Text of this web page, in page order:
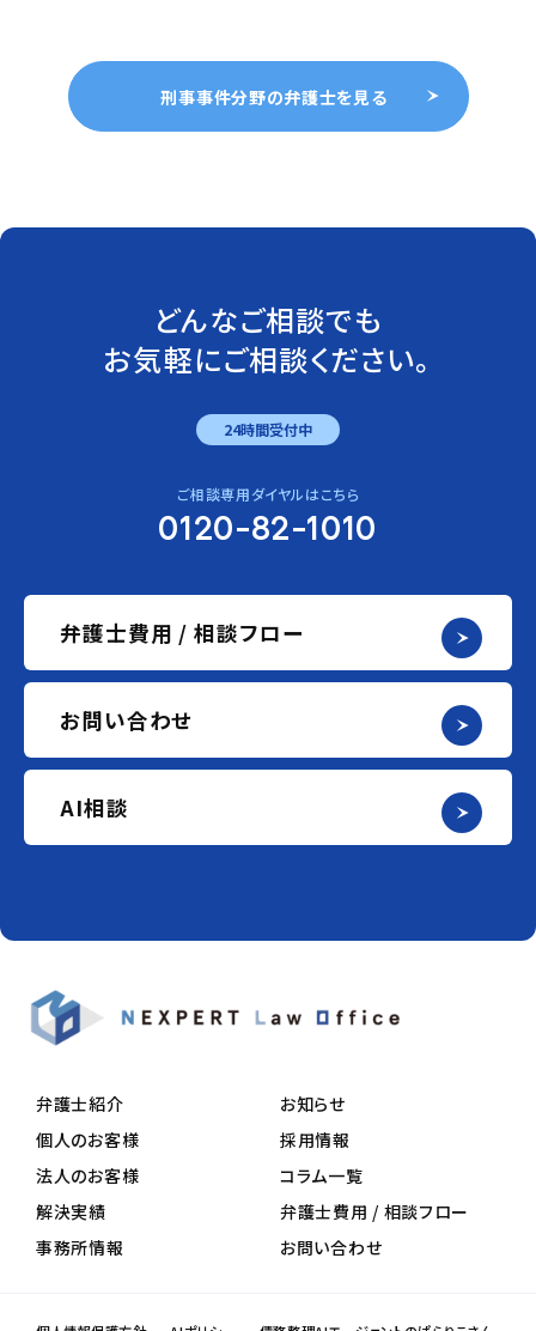
刑事事件分野の弁護士を見る
どんなご相談でも
お気軽にご相談ください。
24時間受付中
ご相談専用ダイヤルはこちら
0120-82-1010
弁護士費用 / 相談フロー
お問い合わせ
AI相談
弁護士紹介
個人のお客様
法人のお客様
解決実績
事務所情報
お知らせ
採用情報
コラム一覧
弁護士費用 / 相談フロー
お問い合わせ